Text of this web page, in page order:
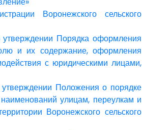
Воронежского сельского
Порядка оформления
и их содержание, оформления
с юридическими лицами,
Положения о порядке
улицам, переулкам и
Воронежского сельского